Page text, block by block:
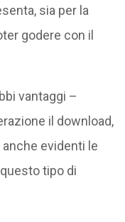
sia per la
godere con il
vantaggi –
il download,
evidenti le
tipo di